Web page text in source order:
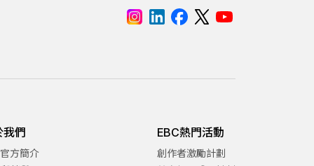
我們
方簡介
EBC熱門活動
創作者激勵計劃